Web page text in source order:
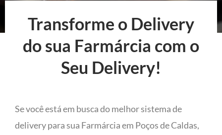
Transforme o Delivery
do sua Farmárcia com o
Seu Delivery!
Se você está em busca do melhor sistema de
delivery para sua Farmárcia em Poços de Caldas,